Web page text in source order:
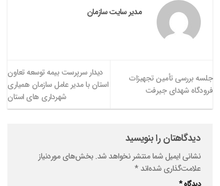
مدیر سایت سازمان
جلسه بررسی تأمین تجهیزات
فرودگاه شهدای جیرفت
دیدار سرپرست بیمه توسعه تعاون
استان با مدیر عامل سازمان همیاری
شهرداری های استان
دیدگاهتان را بنویسید
نشانی ایمیل شما منتشر نخواهد شد. بخش‌های موردنیاز
علامت‌گذاری شده‌اند*